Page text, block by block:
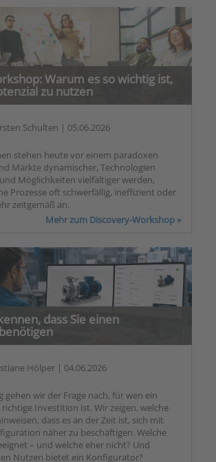
Warum es so wichtig ist,
zu nutzen
Schulten | 05.06.2026
stehen heute vor einem paradoxen
Märkte dynamischer, Technologien
Möglichkeiten vielfältiger werden,
Prozesse oft schwerfällig, ineffizient oder
zeitgemäß an.
Mehr zum Discovery-Workshop »
dass Sie einen
Hölper | 04.06.2026
gehen wir der Frage nach, für wen ein
Investition ist. Wir zeigen, welche
dass es an der Zeit ist, sich mit
näher zu beschäftigen. Welche
– und welche eher nicht? Und
Nutzen bietet ein Konfigurator?